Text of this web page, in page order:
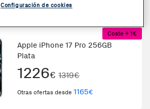
Otras ofertas desde
Coste + 1€
Apple iPhone 17 Pro 256GB
Plata
1226€ 1319€
Otras ofertas desde1165€
Configuración de cookies